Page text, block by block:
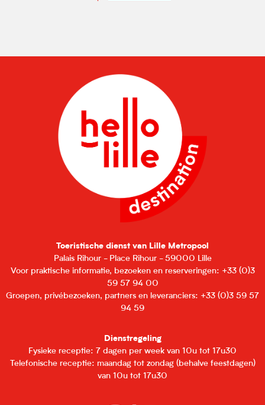
Toeristische dienst van Lille Metropool
Palais Rihour - Place Rihour - 59000 Lille
Voor praktische informatie, bezoeken en reserveringen: +33 (0)3
59 57 94 00
Groepen, privébezoeken, partners en leveranciers: +33 (0)3 59 57
94 59
Dienstregeling
Fysieke receptie: 7 dagen per week van 10u tot 17u30
Telefonische receptie: maandag tot zondag (behalve feestdagen)
van 10u tot 17u30